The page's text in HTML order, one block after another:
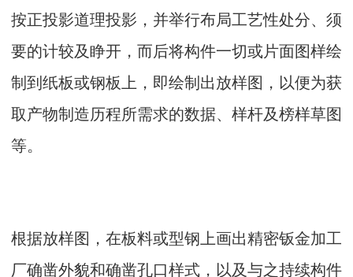
按正投影道理投影，并举行布局工艺性处分、须
要的计较及睁开，而后将构件一切或片面图样绘
制到纸板或钢板上，即绘制出放样图，以便为获
取产物制造历程所需求的数据、样杆及榜样草图
等。
根据放样图，在板料或型钢上画出精密钣金加工
厂确凿外貌和确凿孔口样式，以及与之持续构件